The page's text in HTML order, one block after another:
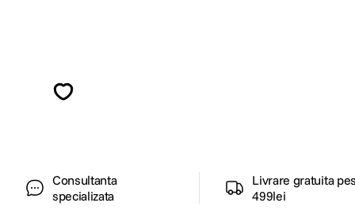
Consultanta
specializata
Livrare gratuita
499lei